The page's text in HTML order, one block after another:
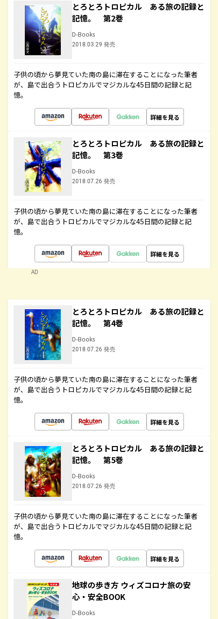
とろとろトロピカル ある旅の記録と
記憶。 第2巻
D-Books
2018.03.29 発売
子供の頃から夢見ていた南の島に滞在することになった筆者
が、島で出合うトロピカルでマジカルな45日間の記録と記
憶。
詳細を見る
とろとろトロピカル ある旅の記録と
記憶。 第3巻
D-Books
2018.07.26 発売
子供の頃から夢見ていた南の島に滞在することになった筆者
が、島で出合うトロピカルでマジカルな45日間の記録と記
憶。
詳細を見る
AD
とろとろトロピカル ある旅の記録と
記憶。 第4巻
D-Books
2018.07.26 発売
子供の頃から夢見ていた南の島に滞在することになった筆者
が、島で出合うトロピカルでマジカルな45日間の記録と記
憶。
詳細を見る
とろとろトロピカル ある旅の記録と
記憶。 第5巻
D-Books
2018.07.26 発売
子供の頃から夢見ていた南の島に滞在することになった筆者
が、島で出合うトロピカルでマジカルな45日間の記録と記
憶。
詳細を見る
地球の歩き方 ウィズコロナ旅の安
心・安全BOOK
D-Books